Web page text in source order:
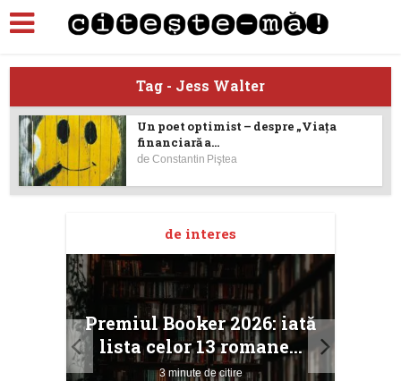
Tag - Jess Walter
Un poet optimist – despre „Viaţa
financiară a...
deConstantin Piştea
de interes
Premiul Booker 2026: iată
lista celor 13 romane...
3 minute de citire